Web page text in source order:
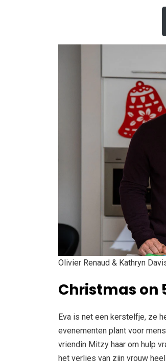
Olivier Renaud & Kathryn
Christmas on
Eva is net een kerstelfje, ze
evenementen plant voor
vriendin Mitzy haar om hulp
het verlies van zijn vrouw